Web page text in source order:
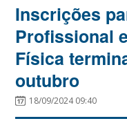
Inscrições
Profissional
Física
outubro
18/09/2024 09:40